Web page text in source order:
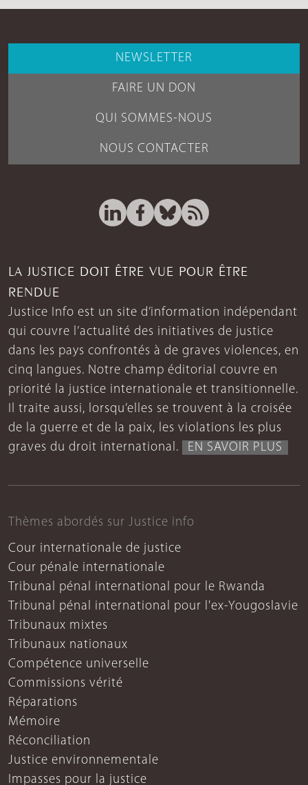
NEWSLETTER
FAIRE UN DON
QUI SOMMES-NOUS
NOUS CONTACTER
LA JUSTICE DOIT ÊTRE VUE POUR ÊTRE
RENDUE
Justice Info est un site d’information indépendant
qui couvre l’actualité des initiatives de justice
dans les pays confrontés à de graves violences, en
cinq langues. Notre champ éditorial couvre en
priorité la justice internationale et transitionnelle.
Il traite aussi, lorsqu’elles se trouvent à la croisée
de la guerre et de la paix, les violations les plus
graves du droit international.
EN SAVOIR PLUS
Thèmes abordés sur Justice info
Cour internationale de justice
Cour pénale internationale
Tribunal pénal international pour le Rwanda
Tribunal pénal international pour l'ex-Yougoslavie
Tribunaux mixtes
Tribunaux nationaux
Compétence universelle
Commissions vérité
Réparations
Mémoire
Réconciliation
Justice environnementale
Impasses pour la justice